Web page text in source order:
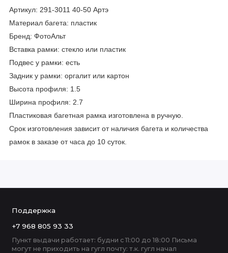
Артикул: 291-3011 40-50 Артэ
Материал багета: пластик
Бренд: ФотоАльт
Вставка рамки: стекло или пластик
Подвес у рамки: есть
Задник у рамки: оргалит или картон
Высота профиля: 1.5
Ширина профиля: 2.7
Пластиковая багетная рамка изготовлена в ручную.
Срок изготовления зависит от наличия багета и количества
рамок в заказе от часа до 10 суток.
Поддержка
+7 968 805 93 33
Пункт выдачи работает: будни с 11:00 до 18:00 Письма
могут не приходить на гугл почту: т.к. гугл начал